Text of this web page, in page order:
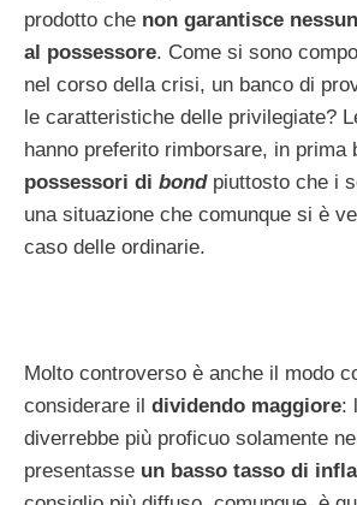
prodotto che non garantisce
al possessore. Come si sono
nel corso della crisi, un banco di
le caratteristiche delle privilegiate?
hanno preferito rimborsare, in prima
possessori di bondpiuttosto che i
una situazione che comunque si è
caso delle ordinarie.
Molto controverso è anche il modo
considerare il dividendo maggiore:
diverrebbe più proficuo solamente
presentasse un basso tasso di